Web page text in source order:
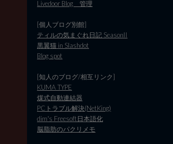
Livedoor Blog 管理
[個人ブログ別館]
ティルの気まぐれ日記 SeasonII
黒翼猫 in Slashdot
Blog spot
[知人のブログ/相互リンク]
KUMA TYPE
煤式自動連結器
PCトラブル解決(NetKing)
dim's Freesoft日本語化
脳脂肪のパクリメモ